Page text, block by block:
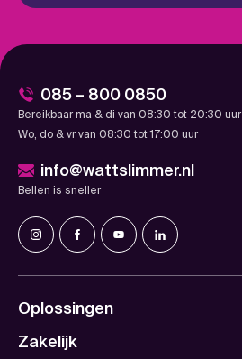
085 – 800 0850
Bereikbaar ma & di van 08:30 tot 20:30 uur
Wo, do & vr van 08:30 tot 17:00 uur
info@wattslimmer.nl
Bellen is sneller
Oplossingen
Zakelijk